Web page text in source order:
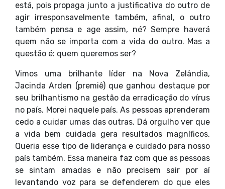
está, pois propaga junto a justificativa do outro de
agir irresponsavelmente também, afinal, o outro
também pensa e age assim, né? Sempre haverá
quem não se importa com a vida do outro. Mas a
questão é: quem queremos ser?
Vimos uma brilhante líder na Nova Zelândia,
Jacinda Arden (premiê) que ganhou destaque por
seu brilhantismo na gestão da erradicação do vírus
no país. Morei naquele país. As pessoas aprenderam
cedo a cuidar umas das outras. Dá orgulho ver que
a vida bem cuidada gera resultados magníficos.
Queria esse tipo de liderança e cuidado para nosso
país também. Essa maneira faz com que as pessoas
se sintam amadas e não precisem sair por aí
levantando voz para se defenderem do que eles